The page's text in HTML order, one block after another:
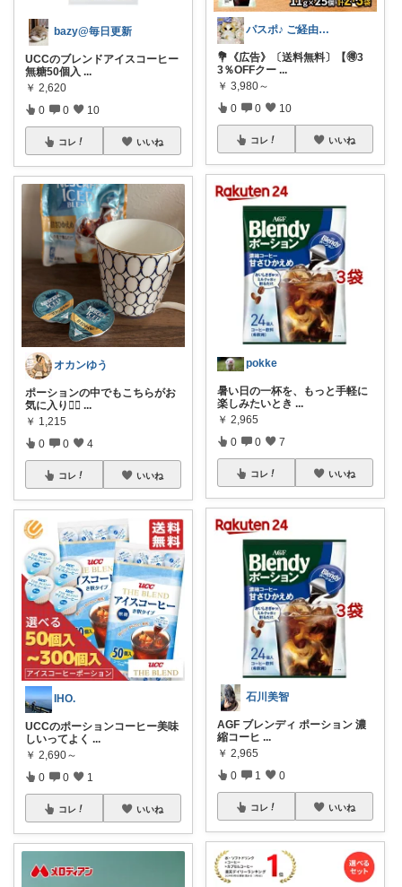
bazy@毎日更新
UCCのブレンドアイスコーヒー
無糖50個入 ...
￥ 2,620
0 0 10
コレ いいね
オカンゆう
ポーションの中でもこちらがお
気に入り💁‍♀ ...
￥ 1,215
0 0 4
コレ いいね
IHO.
UCCのポーションコーヒー美味
しいってよく ...
￥ 2,690～
0 0 1
コレ いいね
パスポ♪ ご経由イイネ・コメ嬉し😽
💐《広告》〔送料無料〕【🉐3
3％OFFクー ...
￥ 3,980～
0 0 10
コレ いいね
pokke
暑い日の一杯を、もっと手軽に
楽しみたいとき ...
￥ 2,965
0 0 7
コレ いいね
石川美智
AGF ブレンディ ポーション 濃
縮コーヒ ...
￥ 2,965
0 1 0
コレ いいね